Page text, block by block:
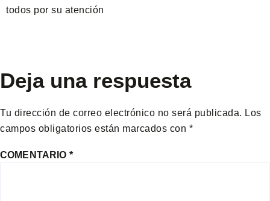
todos por su atención
Deja una respuesta
Tu dirección de correo electrónico no será publicada. Los
campos obligatorios están marcados con *
COMENTARIO *